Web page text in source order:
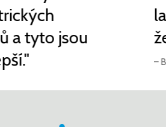
a tyto jsou
–